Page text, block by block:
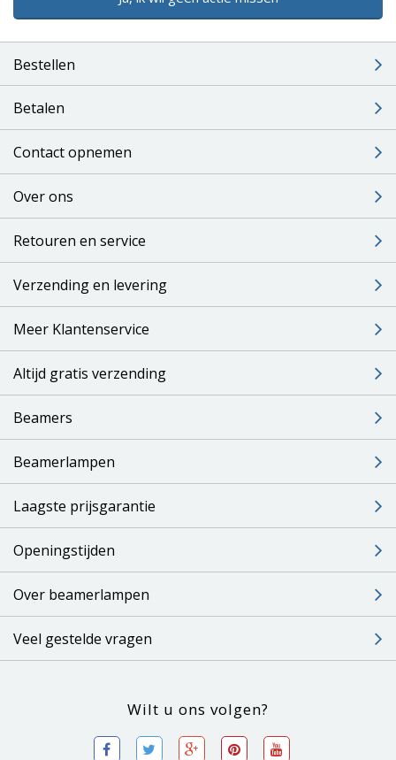
Bestellen
Betalen
Contact opnemen
Over ons
Retouren en service
Verzending en levering
Meer Klantenservice
Altijd gratis verzending
Beamers
Beamerlampen
Laagste prijsgarantie
Openingstijden
Over beamerlampen
Veel gestelde vragen
Wilt u ons volgen?